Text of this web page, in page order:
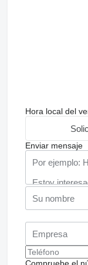
Hora local del
Enviar mensaje